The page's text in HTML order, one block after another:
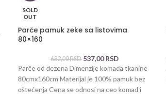
SOLD
OUT
Parče pamuk zeke sa listovima
80×160
632,00RSD 537,00RSD
Parče od dezena Dimenzije komada tkanine
80cmx160cm Materijal je 100% pamuk bez
oštećenja Cena se odnosi na ceo komad i